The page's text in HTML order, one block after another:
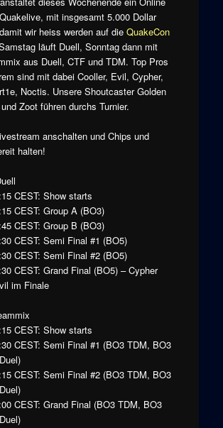
mit insgesamt 5.000 Dollar
wir heiss werden auf die QuakeCon
läuft Duell, Sonntag dann mit
aus Duell, CTF und TDM. Top Pros
sind mit dabei Cooller, Evil, Cypher,
Noctis. Unsere Shoutcaster Golden
Zoot führen durchs Turnier.
anschalten und Chips und
halten!
CEST: Show starts
CEST: Group A (BO3)
CEST: Group B (BO3)
CEST: Semi Final #1 (BO5)
CEST: Semi Final #2 (BO5)
CEST: Grand Final (BO5) – Cypher
im Finale
CEST: Show starts
CEST: Semi Final #1 (BO3 TDM, BO3
CEST: Semi Final #2 (BO3 TDM, BO3
CEST: Grand Final (BO3 TDM, BO3